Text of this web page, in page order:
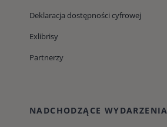
Deklaracja dostępności cyfrowej
Exlibrisy
Partnerzy
NADCHODZĄCE WYDARZENIA